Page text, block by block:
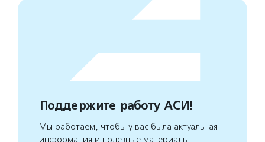
Поддержите работу АСИ!
Мы работаем, чтобы у вас была актуальная
информация и полезные материалы